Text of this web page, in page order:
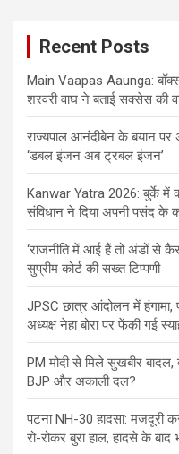
Recent Posts
Main Vaapas Aaunga:
शरवरी वाघ ने बताई सक्सेस की
राज्यपाल आनंदीबेन के बयान
‘डबल इंजन अब ट्रबल इंजन’
Kanwar Yatra 2026: बुर्के में
संविधान ने दिया अपनी पसंद के
‘राजनीति में आई हैं तो अंडों से
सुप्रीम कोर्ट की सख्त टिप्पणी
JPSC छात्र आंदोलन में हंगामा,
अध्यक्ष नेहा बोरा पर फेंकी गई
PM मोदी से मिले सुखबीर
BJP और अकाली दल?
पटना NH-30 हादसा: मजदूरी
रो-रोकर बुरा हाल, हादसे के बाद